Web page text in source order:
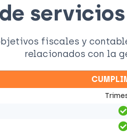
fiscales y
relacionados con la